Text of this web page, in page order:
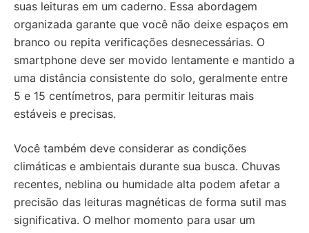
suas leituras em um caderno. Essa abordagem
organizada garante que você não deixe espaços em
branco ou repita verificações desnecessárias. O
smartphone deve ser movido lentamente e mantido a
uma distância consistente do solo, geralmente entre
5 e 15 centímetros, para permitir leituras mais
estáveis e precisas.
Você também deve considerar as condições
climáticas e ambientais durante sua busca. Chuvas
recentes, neblina ou humidade alta podem afetar a
precisão das leituras magnéticas de forma sutil mas
significativa. O melhor momento para usar um